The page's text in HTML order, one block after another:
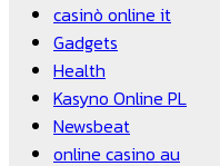
casinò online it
Gadgets
Health
Kasyno Online PL
Newsbeat
online casino au